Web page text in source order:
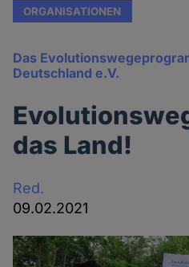
ORGANISATIONEN
Das
Deutschland e.V.
das Land!
Red.
09.02.2021